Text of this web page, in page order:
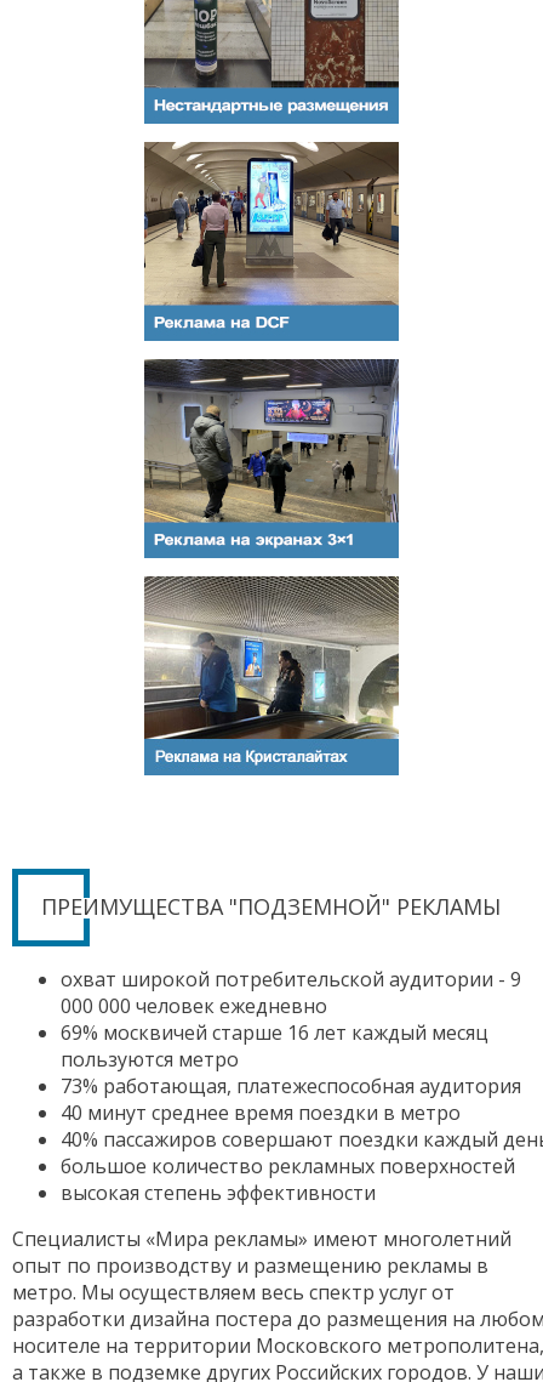
ПРЕИМУЩЕСТВА "ПОДЗЕМНОЙ" РЕКЛАМЫ
охват широкой потребительской аудитории - 9
000 000 человек ежедневно
69% москвичей старше 16 лет каждый месяц
пользуются метро
73% работающая, платежеспособная аудитория
40 минут среднее время поездки в метро
40% пассажиров совершают поездки каждый
большое количество рекламных поверхностей
высокая степень эффективности
Специалисты «Мира рекламы» имеют многолетний
опыт по производству и размещению рекламы в
метро. Мы осуществляем весь спектр услуг от
разработки дизайна постера до размещения на
носителе на территории Московского метрополитена,
а также в подземке других Российских городов. У